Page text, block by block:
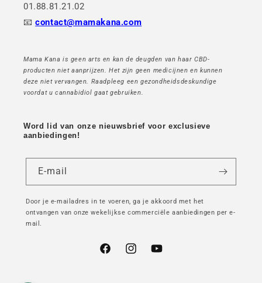
01.88.81.21.02
📧contact@mamakana.com
Mama Kana is geen arts en kan de deugden van haar CBD-
producten niet aanprijzen. Het zijn geen medicijnen en kunnen
deze niet vervangen. Raadpleeg een gezondheidsdeskundige
voordat u cannabidiol gaat gebruiken.
Word lid van onze nieuwsbrief voor exclusieve
aanbiedingen!
E-mail
Door je e-mailadres in te voeren, ga je akkoord met het
ontvangen van onze wekelijkse commerciële aanbiedingen per e-
mail.
FacebookInstagramYouTube